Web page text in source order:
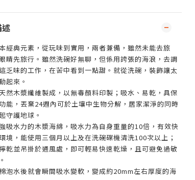
經典元素，從玩味到實用，兩者兼備，雖然未能去旅
睛先旅行。雖然洗碗好無聊，但係用誇張的海浪，去調
乏味的工作，在苦中看到一點甜。就從洗碗，裝飾讓太
起來。
然木漿纖維製成，以無毒顏料印製；吸水、易乾，具保
能，丟棄24週內可於土壤中生物分解，居家潔淨的同時
守護地球。
吸水力的木漿海綿，吸水力為自身重量的10倍，有效快
境，能使用三個月以上及在洗碗碟機清洗100次以上；
乾並吊掛於通風處，即可輕易快速乾燥，且可避免過敏
泡水後就會瞬間吸水變軟，變成約20mm左右厚度的海